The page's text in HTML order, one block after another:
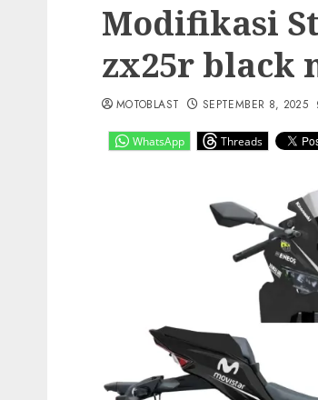
Modifikasi
zx25r black
WhatsApp Threads
MOTOBLAST SEPTEMBER 8, 2025